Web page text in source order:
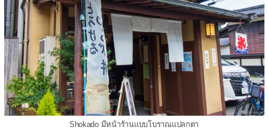
Shokado มีหน้าร้านแบบโบราณแปลกตา